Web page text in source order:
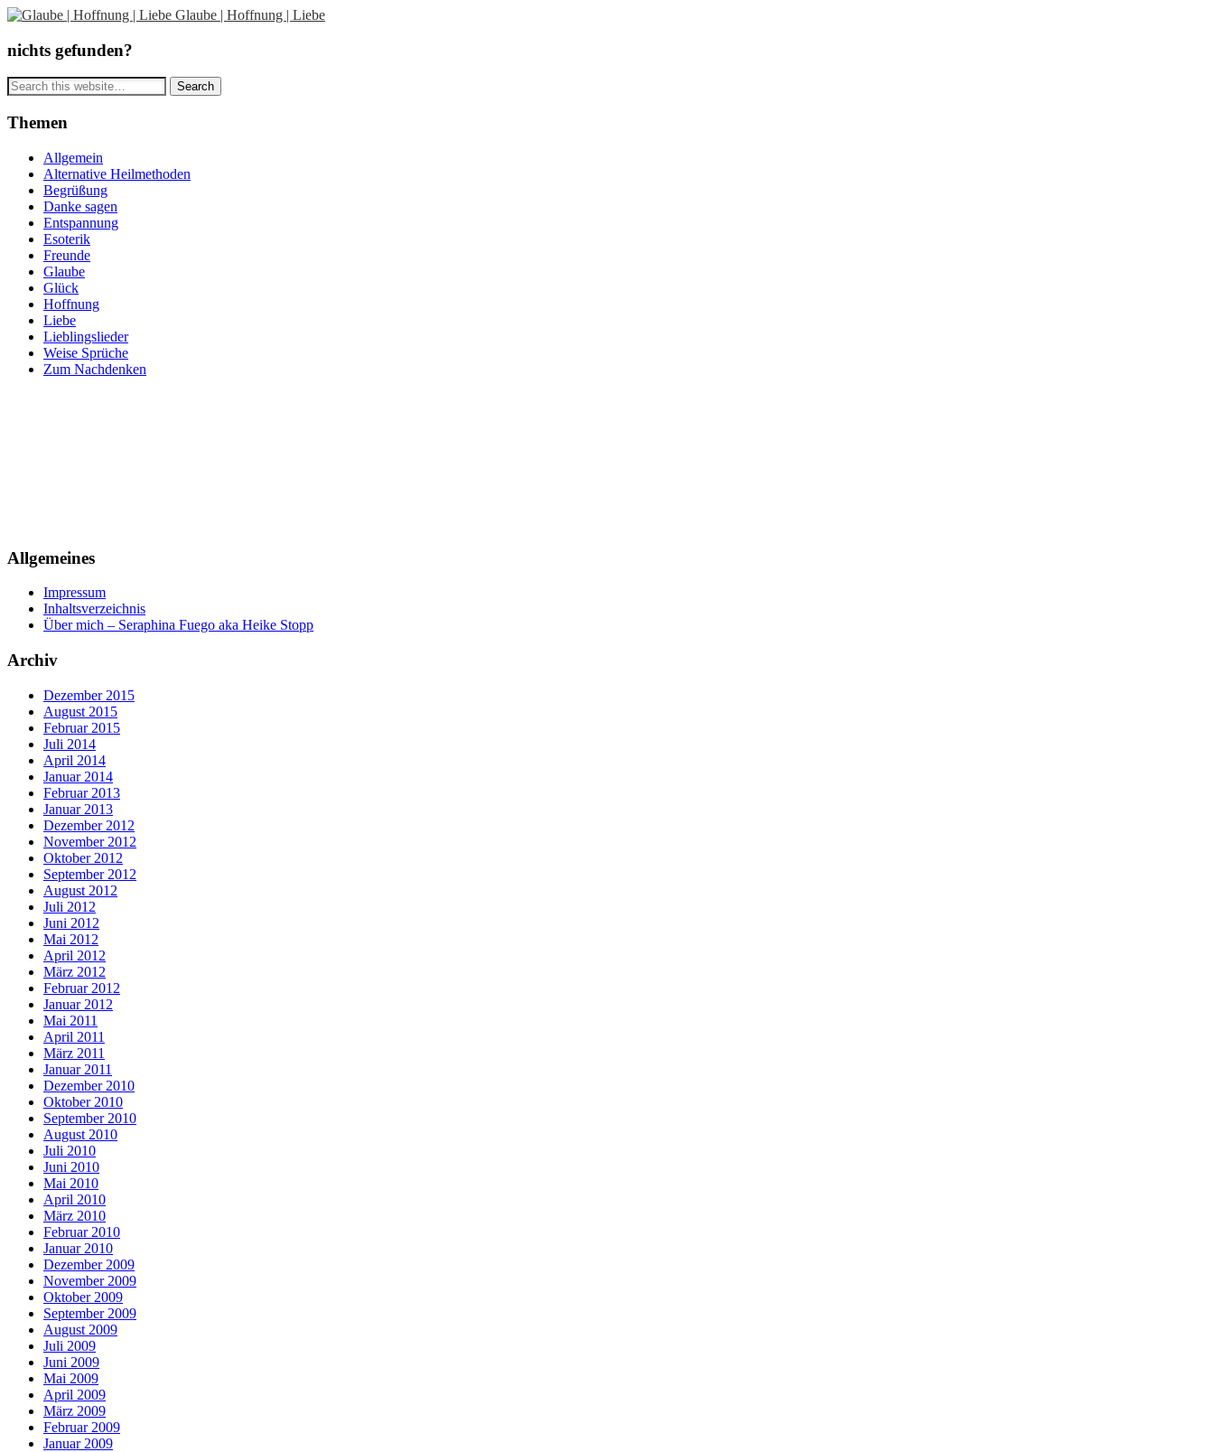
Glaube | Hoffnung | Liebe
nichts gefunden?
Themen
Allgemein
Alternative Heilmethoden
Begrüßung
Danke sagen
Entspannung
Esoterik
Freunde
Glaube
Glück
Hoffnung
Liebe
Lieblingslieder
Weise Sprüche
Zum Nachdenken
Allgemeines
Impressum
Inhaltsverzeichnis
Über mich – Seraphina Fuego aka Heike Stopp
Archiv
Dezember 2015
August 2015
Februar 2015
Juli 2014
April 2014
Januar 2014
Februar 2013
Januar 2013
Dezember 2012
November 2012
Oktober 2012
September 2012
August 2012
Juli 2012
Juni 2012
Mai 2012
April 2012
März 2012
Februar 2012
Januar 2012
Mai 2011
April 2011
März 2011
Januar 2011
Dezember 2010
Oktober 2010
September 2010
August 2010
Juli 2010
Juni 2010
Mai 2010
April 2010
März 2010
Februar 2010
Januar 2010
Dezember 2009
November 2009
Oktober 2009
September 2009
August 2009
Juli 2009
Juni 2009
Mai 2009
April 2009
März 2009
Februar 2009
Januar 2009